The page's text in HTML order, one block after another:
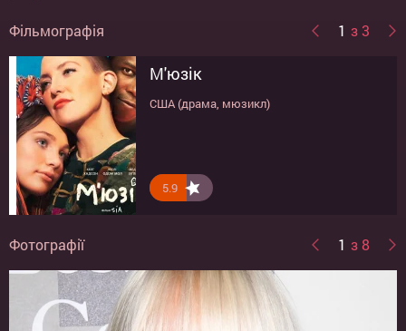
Фільмографія 1 з 3
М'юзік
США (драма, мюзикл)
5.9
Зачарований принц
США, Канада (комедія, мультфільм,
7.5
Кролик Петрик
Австралія, США, Великобританія (комедія,
8.3
Фотографії 1 з 8